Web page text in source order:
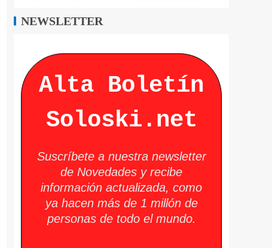
NEWSLETTER
Alta Boletín
Soloski.net
Suscríbete a nuestra newsletter
de Novedades y recibe
información actualizada, como
ya hacen más de 1 millón de
personas de todo el mundo.